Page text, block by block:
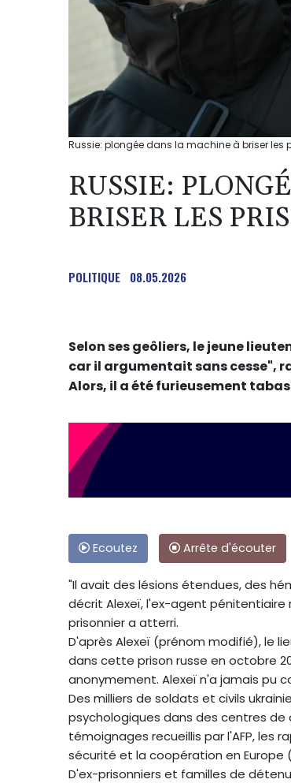
Russie: plongée dans la machine à briser les
RUSSIE:
BRISER LES
POLITIQUE 08.05.2026
Selon ses geôliers, le jeune
car il argumentait sans cesse",
Alors, il a été furieusement
Ecoutez Arrête d'écouter
"Il avait des lésions étendues, des
décrit Alexeï, l'ex-agent
prisonnier a atterri.
D'après Alexeï (prénom modifié), le
dans cette prison russe en octobre
anonymement. Alexeï n'a jamais pu
Des milliers de soldats et civils
psychologiques dans des centres de
témoignages recueillis par l'AFP, les
sécurité et la coopération en Europe
D'ex-prisonniers et familles de